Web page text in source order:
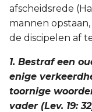
afscheidsrede
mannen
de discipelen af
1. Bestraf een
enige
toornige
vader (Lev. 19: